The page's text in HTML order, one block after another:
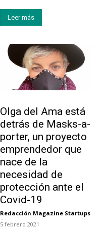
Leer más
Olga del Ama está
detrás de Masks-a-
porter, un proyecto
emprendedor que
nace de la
necesidad de
protección ante el
Covid-19
Redacción Magazine Startups
-
5 febrero 2021